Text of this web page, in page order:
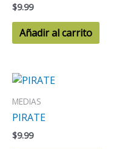
$9.99
Añadir al carrito
MEDIAS
PIRATE
$9.99